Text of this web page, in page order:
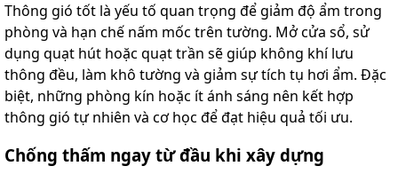
Thông gió tốt là yếu tố quan trọng để giảm độ ẩm trong
phòng và hạn chế nấm mốc trên tường. Mở cửa sổ, sử
dụng quạt hút hoặc quạt trần sẽ giúp không khí lưu
thông đều, làm khô tường và giảm sự tích tụ hơi ẩm. Đặc
biệt, những phòng kín hoặc ít ánh sáng nên kết hợp
thông gió tự nhiên và cơ học để đạt hiệu quả tối ưu.
Chống thấm ngay từ đầu khi xây dựng